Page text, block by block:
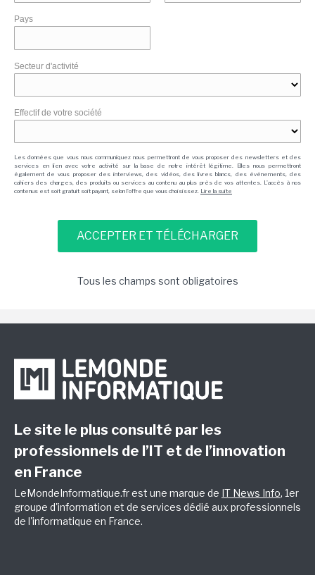
Pays
Secteur d'activité
Effectif de votre société
Les données que vous nous communiquez nous permettront de vous proposer des newsletters et des
services en lien avec votre activité sur la base de notre intérêt légitime. Elles nous permettront
également de vous proposer des interviews, des vidéos, des livres blancs, des événements, des
cahiers des charges, des produits ou services au contenu au plus près de vos attentes. L'accès à nos
contenus est soit gratuit soit payant, selon l'offre que vous choisissez. Lire la suite
Tous les champs sont obligatoires
Le site le plus consulté par les
professionnels de l’IT et de l’innovation
en France
LeMondeInformatique.fr est une marque de IT News Info, 1er
groupe d'information et de services dédié aux professionnels
de l'informatique en France.